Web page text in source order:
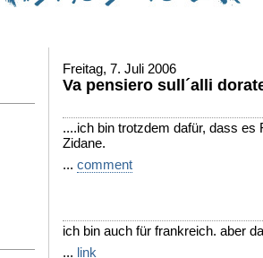
Freitag, 7. Juli 2006
Va pensiero sull´alli
....ich bin trotzdem dafür, dass
Zidane.
... comment
ich bin auch für frankreich. aber
... link